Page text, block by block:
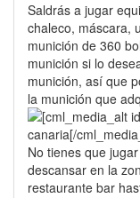
Saldrás a jugar
chaleco, máscara,
munición de 360
munición si lo
munición, así que
la munición que
No tienes que
descansar en la
restaurante bar